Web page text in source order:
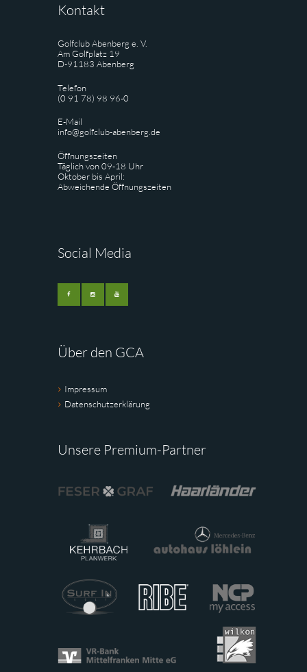
Kontakt
Golfclub Abenberg e. V.
Am Golfplatz 19
D-91183 Abenberg
Telefon
(0 91 78) 98 96-0
E-Mail
info@golfclub-abenberg.de
Öffnungszeiten
Täglich von 09-18 Uhr
Oktober bis April:
Abweichende Öffnungszeiten
Social Media
Über den GCA
Impressum
Datenschutzerklärung
Unsere Premium-Partner